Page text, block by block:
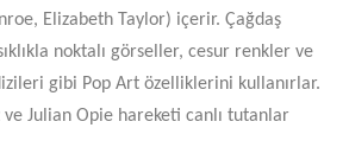
Elizabeth Taylor) içerir. Çağdaş
noktalı görseller, cesur renkler ve
gibi Pop Art özelliklerini kullanırlar.
ve Julian Opie hareketi canlı tutanlar